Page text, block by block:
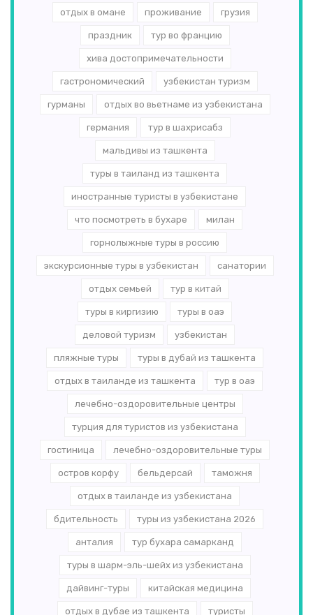
отдых в омане проживание грузия
праздник тур во францию
хива достопримечательности
гастрономический узбекистан туризм
гурманы отдых во вьетнаме из узбекистана
германия тур в шахрисабз
мальдивы из ташкента
туры в таиланд из ташкента
иностранные туристы в узбекистане
что посмотреть в бухаре милан
горнолыжные туры в россию
экскурсионные туры в узбекистан санатории
отдых семьей тур в китай
туры в киргизию туры в оаэ
деловой туризм узбекистан
пляжные туры туры в дубай из ташкента
отдых в таиланде из ташкента тур в оаэ
лечебно-оздоровительные центры
турция для туристов из узбекистана
гостиница лечебно-оздоровительные туры
остров корфу бельдерсай таможня
отдых в таиланде из узбекистана
бдительность туры из узбекистана 2026
анталия тур бухара самарканд
туры в шарм-эль-шейх из узбекистана
дайвинг-туры китайская медицина
отдых в дубае из ташкента туристы